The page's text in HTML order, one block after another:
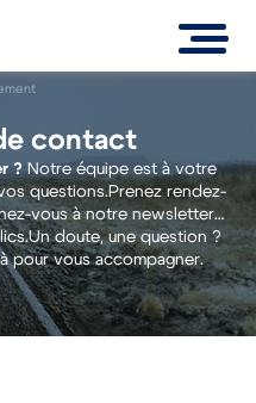
contact
?Notre équipe est à votre
questions.Prenez rendez-
vous à notre newsletter…
doute, une question ?
pour vous accompagner.